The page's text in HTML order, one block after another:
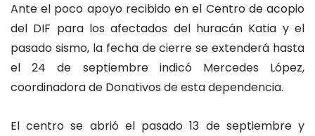
Ante el poco apoyo recibido en el Centro de acopio
del DIF para los afectados del huracán Katia y el
pasado sismo, la fecha de cierre se extenderá hasta
el 24 de septiembre indicó Mercedes López,
coordinadora de Donativos de esta dependencia.
El centro se abrió el pasado 13 de septiembre y